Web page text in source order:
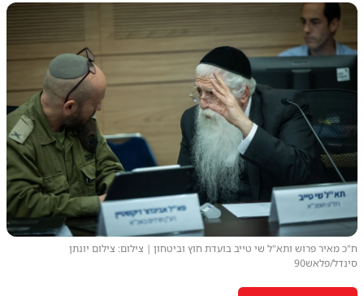
ח"כ מאיר פרוש ותא"ל שי טייב בועדת חוץ וביטחון | צילום: צילום יונתן
סינדל/פלאש90